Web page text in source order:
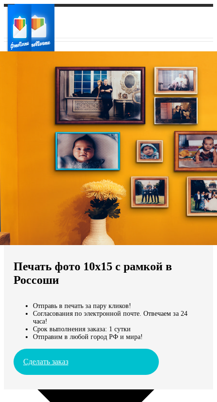
Ваш регион доставки
Выберите из списка:
Мы доставляем по всему миру
Продолжить без города
Печать фото 10х15 с рамкой в
Россоши
Отправь в печать за пару кликов!
Согласования по электронной почте. Отвечаем за 24
часа!
Срок выполнения заказа: 1 сутки
Отправим в любой город РФ и мира!
Сделать заказ